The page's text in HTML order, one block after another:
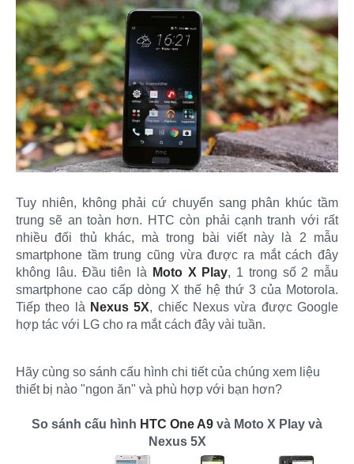
Tuy nhiên, không phải cứ chuyển sang phân khúc tầm
trung sẽ an toàn hơn. HTC còn phải cạnh tranh với rất
nhiều đối thủ khác, mà trong bài viết này là 2 mẫu
smartphone tầm trung cũng vừa được ra mắt cách đây
không lâu. Đầu tiên là
Moto X Play, 1 trong số 2 mẫu
smartphone cao cấp dòng X thế hệ thứ 3 của Motorola.
Tiếp theo là Nexus 5X, chiếc Nexus vừa được Google
hợp tác với LG cho ra mắt cách đây vài tuần.​
Hãy cùng so sánh cấu hình chi tiết của chúng xem liệu
thiết bị nào "ngon ăn" và phù hợp với bạn hơn?
So sánh cấu hình HTC One A9 và Moto X Play và
Nexus 5X